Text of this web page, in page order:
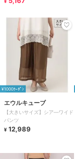
¥1000ｸｰﾎﾟﾝ
エウルキューブ
【大きいサイズ】シア―ワイド
パンツ
¥ 12,989